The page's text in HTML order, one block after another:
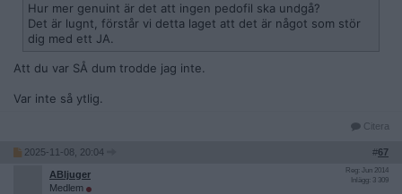
Hur mer genuint är det att ingen pedofil ska undgå?
Det är lugnt, förstår vi detta laget att det är något som stör
dig med ett JA.
Att du var SÅ dum trodde jag inte.
Var inte så ytlig.
Citera
2025-11-08, 20:04 #67
ABljuger
Medlem
Reg: Jun 2014
Inlägg: 3 309